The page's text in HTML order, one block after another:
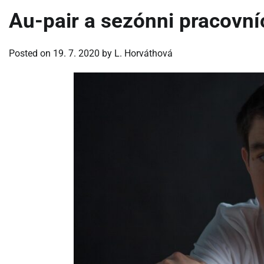
Au-pair a sezónni
Posted on 19. 7. 2020 by L. Horváthová